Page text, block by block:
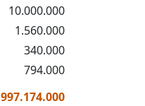
10.000.000
1.560.000
340.000
794.000
997.174.000